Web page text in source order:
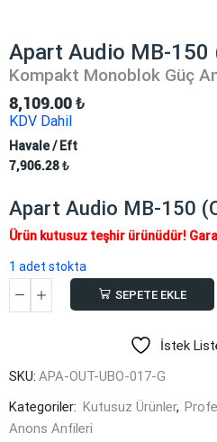
Apart Audio MB-150
Kompakt Monoblok Güç
8,109.00₺
KDV Dahil
Havale / Eft
7,906.28₺
Apart Audio MB-150
Ürün kutusuz teşhir ürünüdür!
1 adet stokta
Apart
150
adet
SEPETE EKLE
İstek
SKU: APA-OUT-UBO-017-G
Kategoriler: Kutusuz Ürünler,
Anons Anfileri